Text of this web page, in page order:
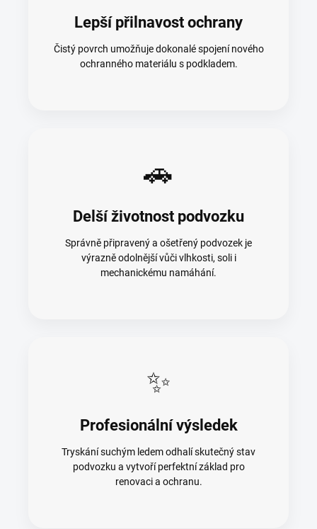
Lepší přilnavost ochrany
Čistý povrch umožňuje dokonalé spojení nového
ochranného materiálu s podkladem.
🚗
Delší životnost podvozku
Správně připravený a ošetřený podvozek je
výrazně odolnější vůči vlhkosti, soli i
mechanickému namáhání.
✨
Profesionální výsledek
Tryskání suchým ledem odhalí skutečný stav
podvozku a vytvoří perfektní základ pro
renovaci a ochranu.